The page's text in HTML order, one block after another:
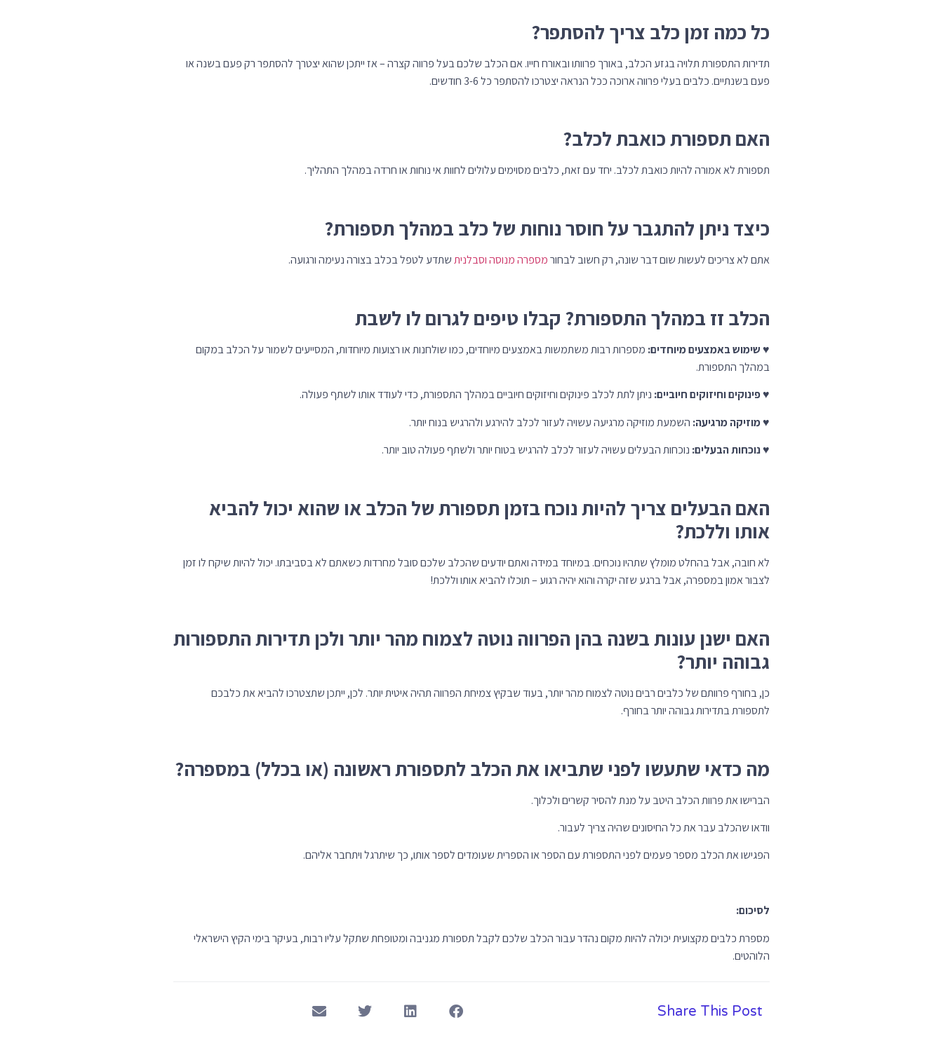
כל כמה זמן כלב צריך להסתפר?
תדירות התספורת תלויה בגזע הכלב, באורך פרוותו ובאורח חייו. אם הכלב שלכם בעל פרווה קצרה – אז ייתכן שהוא יצטרך להסתפר רק פעם בשנה או
פעם בשנתיים. כלבים בעלי פרווה ארוכה ככל הנראה יצטרכו להסתפר כל 3-6 חודשים.
האם תספורת כואבת לכלב?
תספורת לא אמורה להיות כואבת לכלב. יחד עם זאת, כלבים מסוימים עלולים לחוות אי נוחות או חרדה במהלך התהליך.
כיצד ניתן להתגבר על חוסר נוחות של כלב במהלך תספורת?
אתם לא צריכים לעשות שום דבר שונה, רק חשוב לבחורמספרה מנוסה וסבלניתשתדע לטפל בכלב בצורה נעימה ורגועה.
הכלב זז במהלך התספורת? קבלו טיפים לגרום לו לשבת
♥שימוש באמצעים מיוחדים: מספרות רבות משתמשות באמצעים מיוחדים, כמו שולחנות או רצועות מיוחדות, המסייעים לשמור על הכלב במקום
במהלך התספורת.
♥פינוקים וחיזוקים חיוביים: ניתן לתת לכלב פינוקים וחיזוקים חיוביים במהלך התספורת, כדי לעודד אותו לשתף פעולה.
♥מוזיקה מרגיעה: השמעת מוזיקה מרגיעה עשויה לעזור לכלב להירגע ולהרגיש בנוח יותר.
♥נוכחות הבעלים: נוכחות הבעלים עשויה לעזור לכלב להרגיש בטוח יותר ולשתף פעולה טוב יותר.
האם הבעלים צריך להיות נוכח בזמן תספורת של הכלב או שהוא יכול להביא
אותו וללכת?
לא חובה, אבל בהחלט מומלץ שתהיו נוכחים. במיוחד במידה ואתם יודעים שהכלב שלכם סובל מחרדות כשאתם לא בסביבתו. יכול להיות שיקח לו זמן
לצבור אמון במספרה, אבל ברגע שזה יקרה והוא יהיה רגוע – תוכלו להביא אותו וללכת!
האם ישנן עונות בשנה בהן הפרווה נוטה לצמוח מהר יותר ולכן תדירות התספורות
גבוהה יותר?
כן, בחורף פרוותם של כלבים רבים נוטה לצמוח מהר יותר, בעוד שבקיץ צמיחת הפרווה תהיה איטית יותר. לכן, ייתכן שתצטרכו להביא את כלבכם
לתספורת בתדירות גבוהה יותר בחורף.
מה כדאי שתעשו לפני שתביאו את הכלב לתספורת ראשונה (או בכלל) במספרה?
הברישו את פרוות הכלב היטב על מנת להסיר קשרים ולכלוך.
וודאו שהכלב עבר את כל החיסונים שהיה צריך לעבור.
הפגישו את הכלב מספר פעמים לפני התספורת עם הספר או הספרית שעומדים לספר אותו, כך שיתרגל ויתחבר אליהם.
לסיכום:
מספרת כלבים מקצועית יכולה להיות מקום נהדר עבור הכלב שלכם לקבל תספורת מגניבה ומטופחת שתקל עליו רבות, בעיקר בימי הקיץ הישראלי
הלוהטים.
Share This Post
מגוון מבצעים על ציוד
ומזון לבעלי חיים